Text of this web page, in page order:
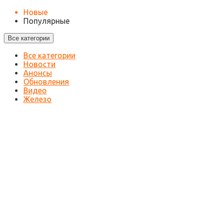
Новые
Популярные
Все категории
Все категории
Новости
Анонсы
Обновления
Видео
Железо